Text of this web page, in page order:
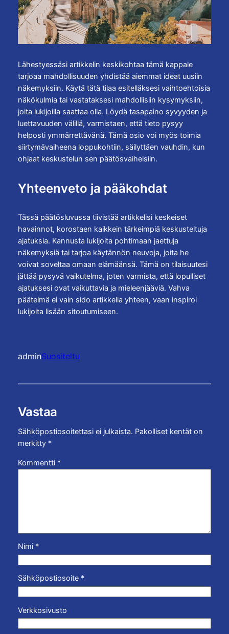
Lähestyessäsi artikkelin keskikohtaa tämä kappale
tarjoaa mahdollisuuden yhdistää aiemmat ideat uusiin
näkemyksiin. Käytä tätä tilaa esitelläksesi vaihtoehtoisia
näkökulmia tai vastataksesi mahdollisiin kysymyksiin,
joita lukijoilla saattaa olla. Löydä tasapaino syvyyden ja
luettavuuden välillä, varmistaen, että tieto pysyy
helposti ymmärrettävänä. Tämä osio voi myös toimia
siirtymävaiheena loppukohtiin, säilyttäen vauhdin, kun
ohjaat keskustelun sen päätösvaiheisiin.
Yhteenveto ja pääkohdat
Tässä päätösluvussa tiivistää artikkelisi keskeiset
havainnot, korostaen kaikkein tärkeimpiä keskusteltuja
ajatuksia. Kannusta lukijoita pohtimaan jaettuja
näkemyksiä tai tarjoa käytännön neuvoja, joita he
voivat soveltaa omaan elämäänsä. Tämä on tilaisuutesi
jättää pysyvä vaikutelma, joten varmista, että lopulliset
ajatuksesi ovat vaikuttavia ja mieleenjääviä. Vahva
päätelmä ei vain sido artikkelia yhteen, vaan inspiroi
lukijoita lisään sitoutumiseen.
adminSuositeltu
Vastaa
Sähköpostiosoitettasi ei julkaista. Pakolliset kentät on
merkitty *
Kommentti *
Nimi *
Sähköpostiosoite *
Verkkosivusto